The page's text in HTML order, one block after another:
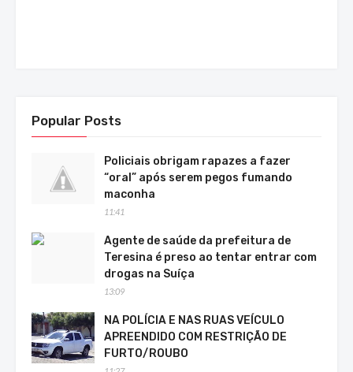
Popular Posts
Policiais obrigam rapazes a fazer
“oral” após serem pegos fumando
maconha
11:41
Agente de saúde da prefeitura de
Teresina é preso ao tentar entrar com
drogas na Suíça
13:09
NA POLÍCIA E NAS RUAS VEÍCULO
APREENDIDO COM RESTRIÇÃO DE
FURTO/ROUBO